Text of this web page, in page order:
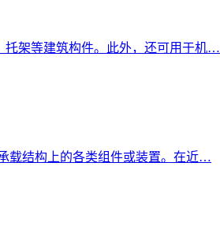
托架等建筑构件。此外，还可用于机…
载结构上的各类组件或装置。在近…